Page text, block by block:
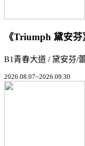
《Triumph 黛安
B1青春大道 / 黛安芬/
2026.08.07~2026.09.30